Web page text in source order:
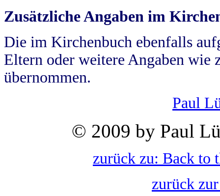
Zusätzliche Angaben im
Die im Kirchenbuch ebenfalls
Eltern oder weitere Angaben wie
übernommen.
Paul
© 2009 by Paul
zurück zu: Back to
zurück